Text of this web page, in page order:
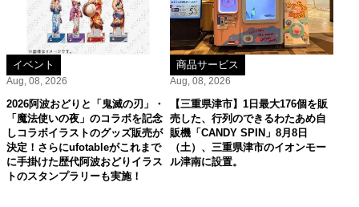
イベント
Aug, 08, 2026
2026阿波おどりと「鬼滅の刃」・
「魔法使いの夜」のコラボを記念
しコラボイラストのグッズ販売が
決定！さらにufotableがこれまで
に手掛けた歴代阿波おどりイラス
トのスタンプラリーも実施！
商品サービス
Aug, 08, 2026
【三重県津市】1日最大176個を販
売した、行列のできるわたあめ自
販機「CANDY SPIN」8月8日
（土）、三重県津市のイオンモー
ル津南に設置。